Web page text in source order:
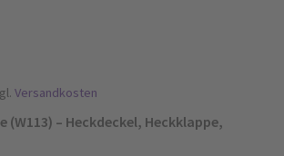
Versandkosten
(W113) – Heckdeckel, Heckklappe,